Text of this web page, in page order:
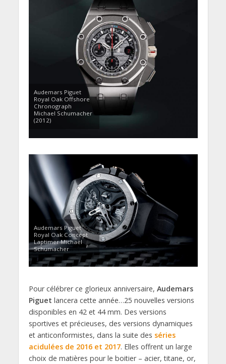
Audemars Piguet
Royal Oak Offshore
Chronograph
Michael Schumacher
(2012)
Audemars Piguet
Royal Oak Concept
Laptimer Michael
Schumacher
Pour célébrer ce glorieux anniversaire, Audemars
Piguet lancera cette année…25 nouvelles versions
disponibles en 42 et 44 mm. Des versions
sportives et précieuses, des versions dynamiques
et anticonformistes, dans la suite des séries
acidulées de 2016 et 2017. Elles offrent un large
choix de matières pour le boitier – acier, titane, or,